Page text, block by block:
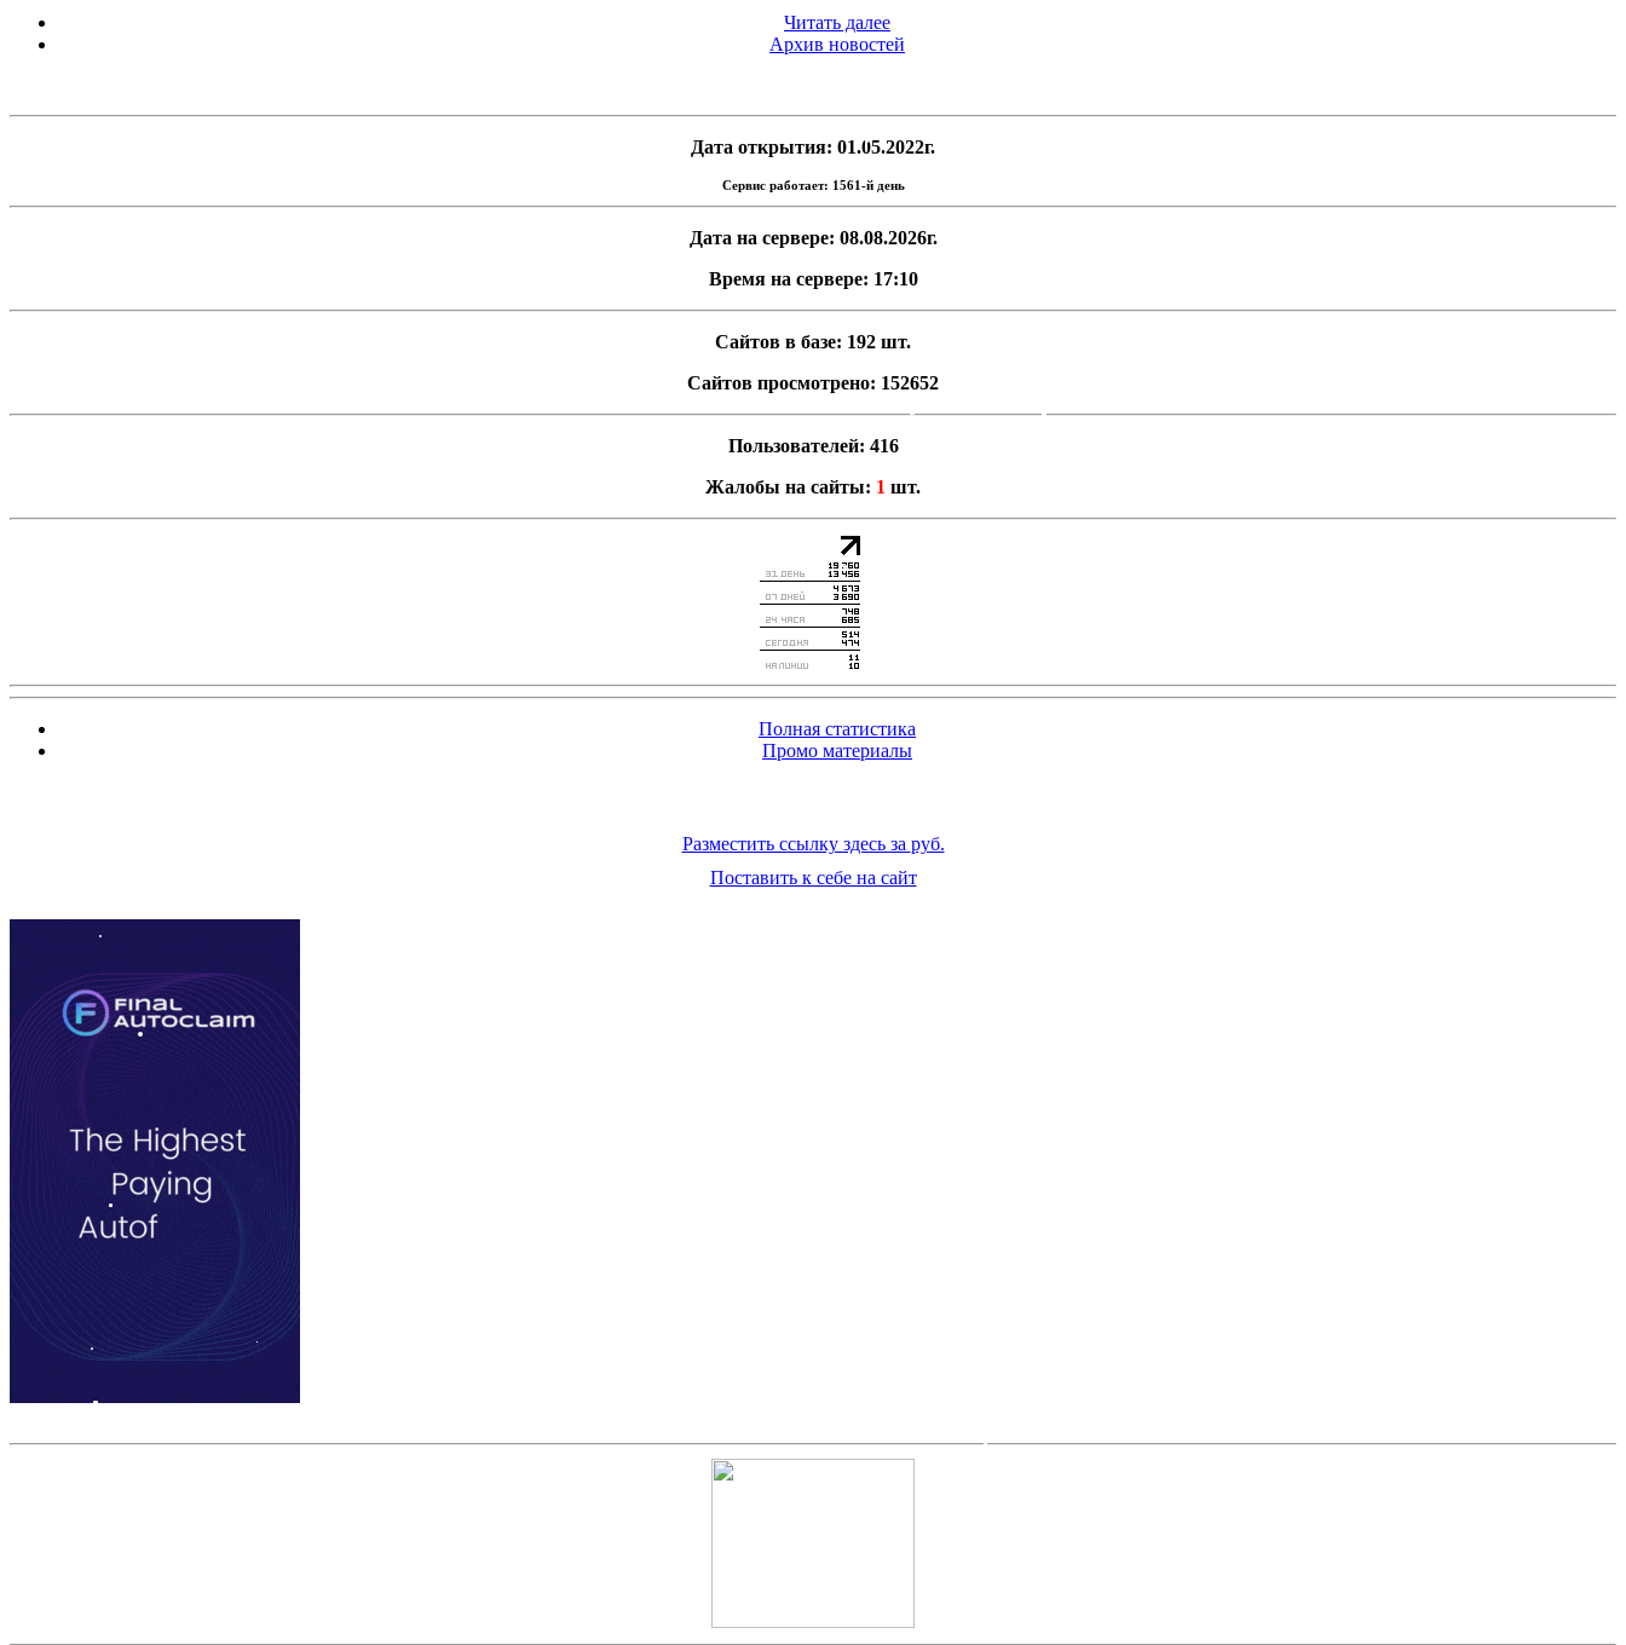
Читать далее
Архив новостей
Дата открытия: 01.05.2022г.
Сервис работает: 1561-й день
Дата на сервере: 08.08.2026г.
Время на сервере: 17:10
Сайтов в базе: 192 шт.
Сайтов просмотрено: 152652
Пользователей: 416
Жалобы на сайты: 1 шт.
Полная статистика
Промо материалы
Разместить ссылку здесь за руб.
Поставить к себе на сайт